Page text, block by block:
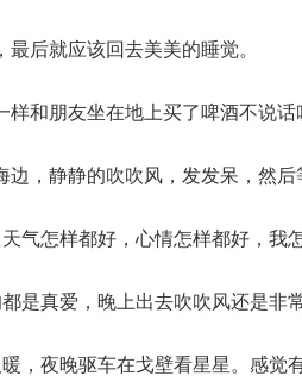
后就应该回去美美的睡觉。
和朋友坐在地上买了啤酒不说话
，静静的吹吹风，发发呆，然后
气怎样都好，心情怎样都好，我怎
是真爱，晚上出去吹吹风还是非常
，夜晚驱车在戈壁看星星。感觉